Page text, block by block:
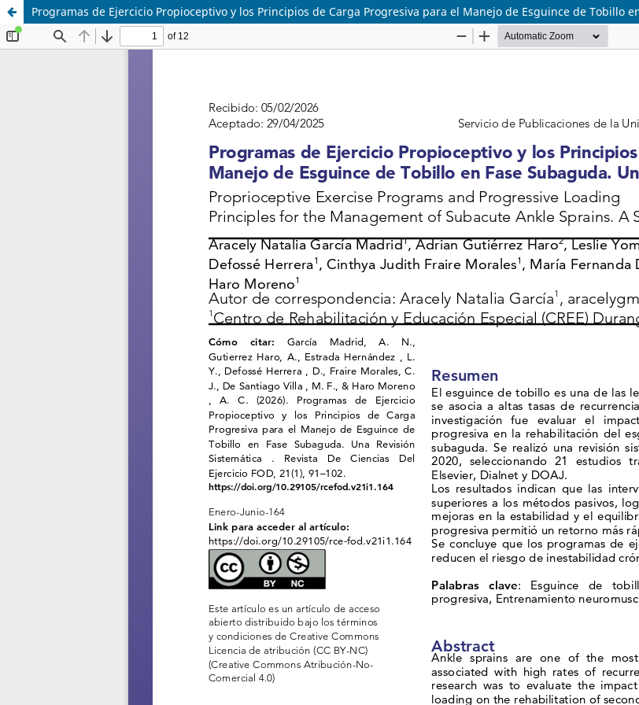
Programas de Ejercicio Propioceptivo y los Principios de Carga Progresiva para el Manejo de Esguince de Tobillo